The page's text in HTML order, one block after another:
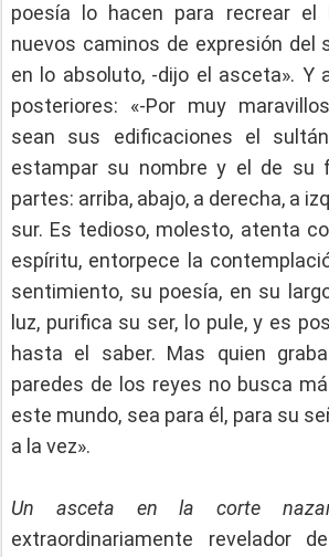
poesía lo hacen para recrear el
nuevos caminos de expresión del
en lo absoluto, -dijo el asceta». Y
posteriores: «-Por muy
sean sus edificaciones el
estampar su nombre y el de su
partes: arriba, abajo, a derecha, a
sur. Es tedioso, molesto, atenta
espíritu, entorpece la
sentimiento, su poesía, en su
luz, purifica su ser, lo pule, y es
hasta el saber. Mas quien
paredes de los reyes no busca
este mundo, sea para él, para su
a la vez».
Un asceta en la corte
extraordinariamente revelador